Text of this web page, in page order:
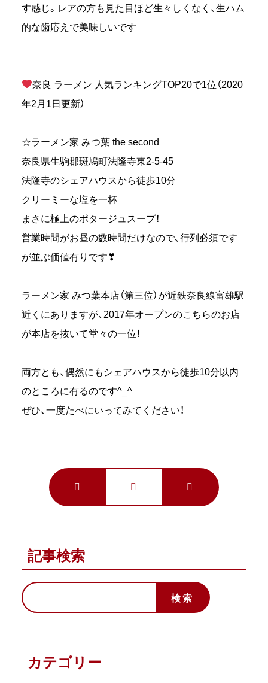
す感じ。レアの方も見た目ほど生々しくなく、生ハム
的な歯応えで美味しいです
奈良 ラーメン 人気ランキングTOP20で1位（2020
年2月1日更新）
☆ラーメン家 みつ葉 the second
奈良県生駒郡斑鳩町法隆寺東2-5-45
法隆寺のシェアハウスから徒歩10分
クリーミーな塩を一杯
まさに極上のポタージュスープ！
営業時間がお昼の数時間だけなので、行列必須です
が並ぶ価値有りです❣
ラーメン家 みつ葉本店（第三位）が近鉄奈良線富雄駅
近くにありますが、2017年オープンのこちらのお店
が本店を抜いて堂々の一位！
両方とも、偶然にもシェアハウスから徒歩10分以内
のところに有るのです^_^
ぜひ、一度たべにいってみてください！
記事検索
カテゴリー